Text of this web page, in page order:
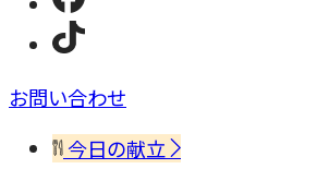
お問い合わせ
今日の献立